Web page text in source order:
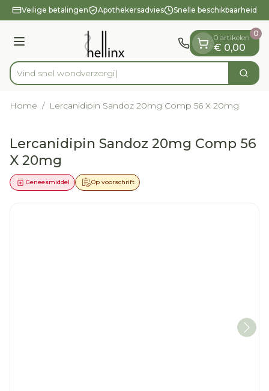
Ga naar de inhoud
1 van 1
Veilige betalingen Apothekersadvies Snelle beschikbaarheid
Menu
Product, merk, categorie...
Vind snel wo Zoek
0 artikelen
€ 0,00
0
Home / Lercanidipin Sandoz 20mg Comp 56 X 20mg
Lercanidipin Sandoz 20mg Comp 56
X 20mg
Op voorschrift
Geneesmiddel